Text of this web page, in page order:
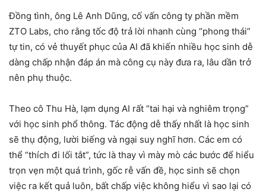
Đồng tình, ông Lê Anh Dũng, cố vấn công ty phần mềm
ZTO Labs, cho rằng tốc độ trả lời nhanh cùng “phong thái”
tự tin, có vẻ thuyết phục của AI đã khiến nhiều học sinh dễ
dàng chấp nhận đáp án mà công cụ này đưa ra, lâu dần trở
nên phụ thuộc.
Theo cô Thu Hà, lạm dụng AI rất “tai hại và nghiêm trọng”
với học sinh phổ thông. Tác động dễ thấy nhất là học sinh
sẽ thụ động, lười biếng và ngại suy nghĩ hơn. Các em có
thể “thích đi lối tắt”, tức là thay vì mày mò các bước để hiểu
trọn vẹn một quá trình, gốc rễ vấn đề, học sinh sẽ chọn
việc ra kết quả luôn, bất chấp việc không hiểu vì sao lại có